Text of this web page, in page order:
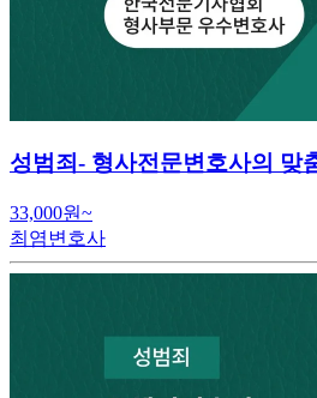
성범죄- 형사전문변호사의 맞
33,000원~
최염변호사